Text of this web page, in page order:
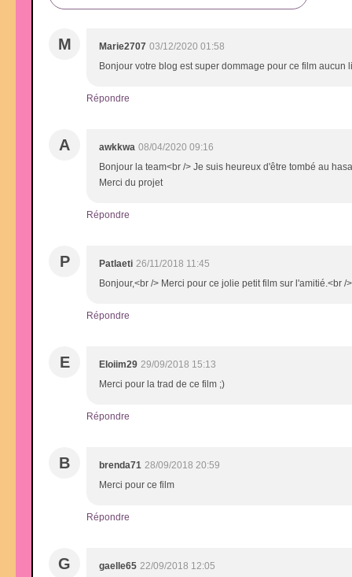
M Marie2707 03/12/2020 01:58
Bonjour votre blog est super dommage pour ce film aucun
Répondre
A awkkwa 08/04/2020 09:16
Bonjour la team<br /> Je suis heureux d'être tombé au
Merci du projet
Répondre
P Patlaeti 26/11/2018 11:45
Bonjour,<br /> Merci pour ce jolie petit film sur l'amitié.<br /
Répondre
E Eloiim29 29/09/2018 15:13
Merci pour la trad de ce film ;)
Répondre
B brenda71 28/09/2018 20:59
Merci pour ce film
Répondre
G gaelle65 22/09/2018 12:05